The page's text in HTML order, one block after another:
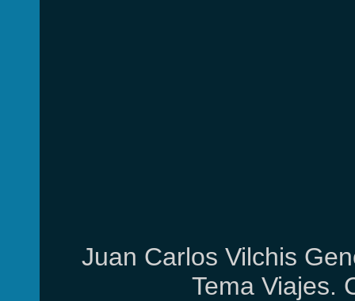
Juan Carlos Vilchis
Tema Viajes.